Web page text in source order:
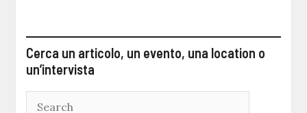
Cerca un articolo, un evento, una location o
un’intervista